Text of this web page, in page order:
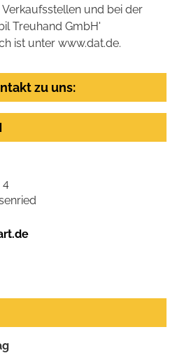
und bei der
Treuhand GmbH'
ist unter www.dat.de.
zu uns:
4